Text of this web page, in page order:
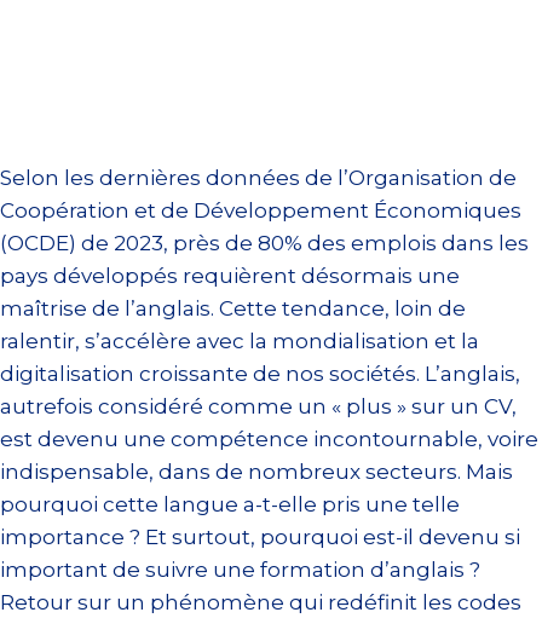
Selon les dernières données de l’Organisation de
Coopération et de Développement Économiques
(OCDE) de 2023, près de 80% des emplois dans les
pays développés requièrent désormais une
maîtrise de l’anglais. Cette tendance, loin de
ralentir, s’accélère avec la mondialisation et la
digitalisation croissante de nos sociétés. L’anglais,
autrefois considéré comme un « plus » sur un CV,
est devenu une compétence incontournable, voire
indispensable, dans de nombreux secteurs. Mais
pourquoi cette langue a-t-elle pris une telle
importance ? Et surtout, pourquoi est-il devenu si
important de suivre une formation d’anglais ?
Retour sur un phénomène qui redéfinit les codes